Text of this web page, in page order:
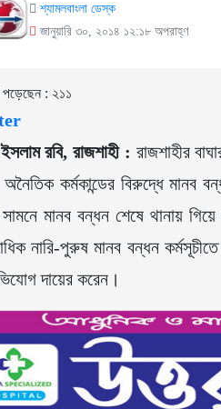
শ্যামলবাংলা ডেস্ক
জানুয়ারি ৩০, ২০১৪ ১২:১৮ অপরাহ্ণ
পড়েছেন : ২১১
রবি, রাজশাহী : রাজশাহীর
কর্মকান্ডের বিরুদ্ধে মানব
সামনে মানব বন্ধন শেষে থানায়
নারি-পুরুষ মানব বন্ধন
দায়ের করেন।